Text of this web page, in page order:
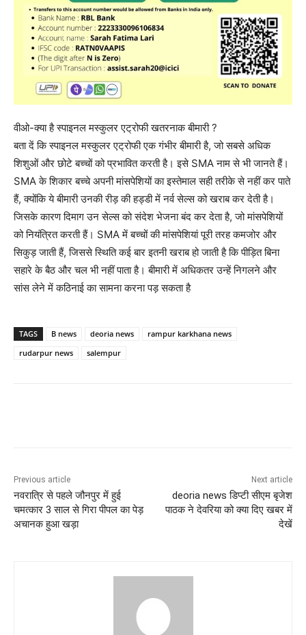
वीओ-क्या है स्पाइनल मस्कुलर एट्रोफी खतरनाक बीमारी ?
बता दें कि स्पाइनल मस्कुलर एट्रोफी एक गंभीर बीमारी है, जो सबसे अधिक
शिशुओं और छोटे बच्चों को प्रभावित करती है। इसे SMA नाम से भी जानते हैं।
SMA के शिकार बच्चे अपनी मांसपेशियों का इस्तेमाल सही तरीके से नहीं कर पाते
हैं, क्योंकि ये बीमारी उनकी रीड़ की हड्डी में नर्व सेल्स को खराब कर देती है।
जिसके कारण दिमाग उन सेल्स को संदेश भेजना बंद कर देता है, जो मांसपेशियों
को नियंत्रित करती हैं। SMA में बच्चों की मांसपेशियां पूरी तरह कमजोर और
सिकुड़ जाती हैं, जिससे स्थिति कई बार इतनी खराब हो जाती है कि पीड़ित बिना
सहारे के बैठ और चल भी नहीं पाता है। बीमारी में अधिकतर उन्हें निगलने और
सांस लेने में कठिनाई का सामना करना पड़ सकता है
TAGS B news deoria news
rampur karkhana news
rudarpur news
salempur
Previous article
नवरात्रि से पहले जौनपुर में हुई
चमत्कार 3 साल से गिरा पीपल का पेड़
अचानक हुआ खड़ा
Next article
deoria news डिप्टी सीएम बृजेश
पाठक ने देवरिया को क्या दिए खबर में
देखें